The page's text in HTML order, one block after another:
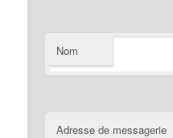
Nom
Adresse de messagerie